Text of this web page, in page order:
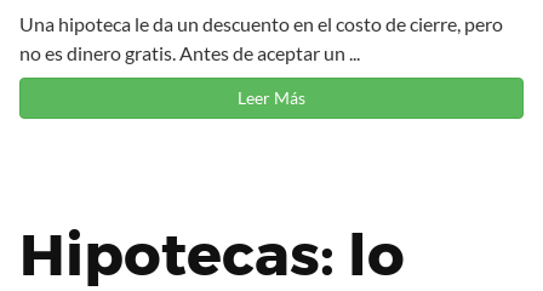
Una hipoteca le da un descuento en el costo de cierre, pero
no es dinero gratis. Antes de aceptar un ...
Leer Más
Hipotecas: lo